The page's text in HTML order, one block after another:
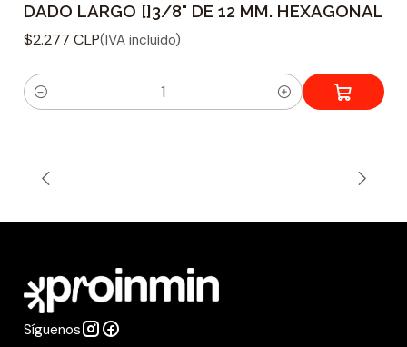
DADO LARGO []3/8" DE 12 MM. HEXAGONAL
$2.277 CLP(IVA incluido)
C
d
Síguenos